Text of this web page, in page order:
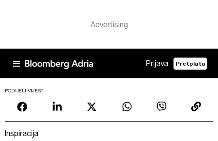
Prijava Pretplata
PODIJELI VIJEST
Inspiracija